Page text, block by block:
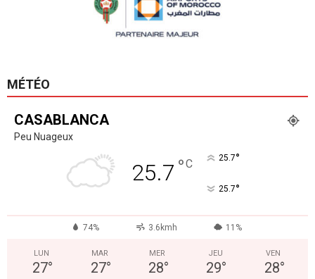
MÉTÉO
CASABLANCA
Peu Nuageux
25.7 °C 25.7°
25.7°
74% 3.6kmh 11%
LUN
27°
MAR
27°
MER
28°
JEU
29°
VEN
28°